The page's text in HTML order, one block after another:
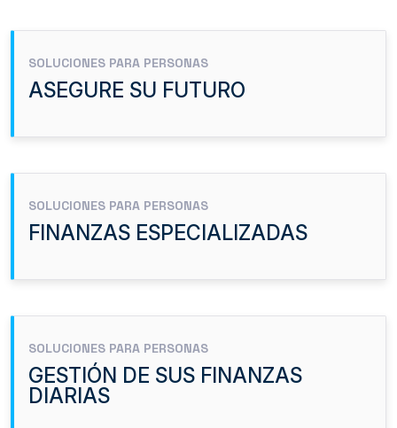
SOLUCIONES PARA PERSONAS
ASEGURE SU FUTURO
SOLUCIONES PARA PERSONAS
FINANZAS ESPECIALIZADAS
SOLUCIONES PARA PERSONAS
GESTIÓN DE SUS FINANZAS
DIARIAS